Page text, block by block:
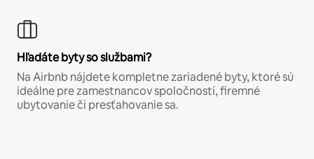
Hľadáte byty so službami?
Na Airbnb nájdete kompletne zariadené byty, ktoré sú
ideálne pre zamestnancov spoločností, firemné
ubytovanie či presťahovanie sa.